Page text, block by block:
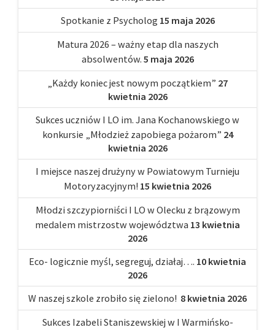
Spotkanie z Psycholog 15 maja 2026
Matura 2026 – ważny etap dla naszych
absolwentów. 5 maja 2026
„Każdy koniec jest nowym początkiem” 27
kwietnia 2026
Sukces uczniów I LO im. Jana Kochanowskiego w
konkursie „Młodzież zapobiega pożarom” 24
kwietnia 2026
I miejsce naszej drużyny w Powiatowym Turnieju
Motoryzacyjnym! 15 kwietnia 2026
Młodzi szczypiorniści I LO w Olecku z brązowym
medalem mistrzostw województwa 13 kwietnia
2026
Eco- logicznie myśl, segreguj, działaj…. 10 kwietnia
2026
W naszej szkole zrobiło się zielono! 8 kwietnia 2026
Sukces Izabeli Staniszewskiej w I Warmińsko-